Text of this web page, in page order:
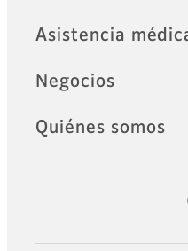
Asistencia
Negocios
Quiénes somos
Cuentas